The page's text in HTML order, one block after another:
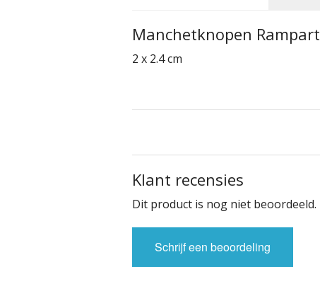
Manchetknopen Rampart
2 x 2.4 cm
Klant recensies
Dit product is nog niet beoordeeld.
Schrijf een beoordeling